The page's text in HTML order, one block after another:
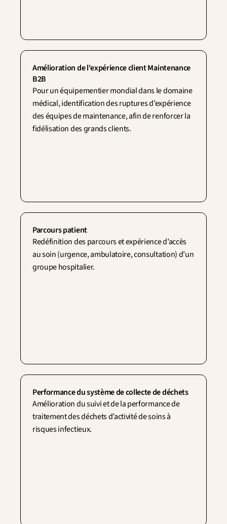
Amélioration de l'expérience client Maintenance
B2B
Pour un équipementier mondial dans le domaine
médical, identification des ruptures d’expérience
des équipes de maintenance, afin de renforcer la
fidélisation des grands clients.
Parcours patient
Redéfinition des parcours et expérience d’accès
au soin (urgence, ambulatoire, consultation) d’un
groupe hospitalier.
Performance du système de collecte de déchets
Amélioration du suivi et de la performance de
traitement des déchets d’activité de soins à
risques infectieux.